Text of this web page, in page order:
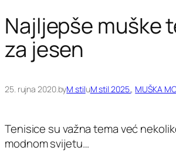
Najljepše muške
za jesen
25. rujna 2020.byM stiluM stil 2025., MUŠKA
Tenisice su važna tema već
modnom svijetu…